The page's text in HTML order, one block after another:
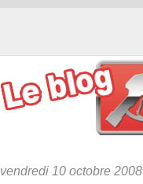
vendredi 10 octobre 2008